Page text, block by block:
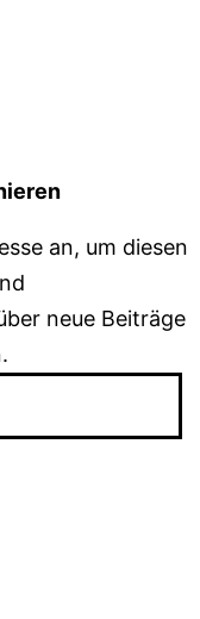
an, um diesen
neue Beiträge